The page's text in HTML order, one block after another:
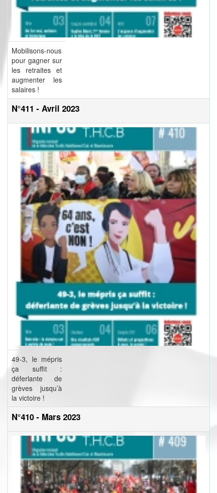
Mobilisons-nous
pour gagner sur
les retraites et
augmenter les
salaires !
N°411 - Avril 2023
49-3, le mépris
ça suffit :
déferlante de
grèves jusqu’à
la victoire !
N°410 - Mars 2023